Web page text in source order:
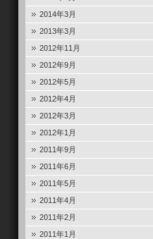
2014年3月
2013年3月
2012年11月
2012年9月
2012年5月
2012年4月
2012年3月
2012年1月
2011年9月
2011年6月
2011年5月
2011年4月
2011年2月
2011年1月